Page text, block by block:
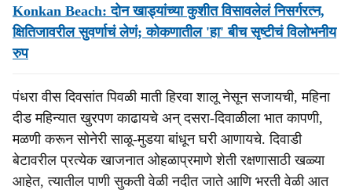
Konkan Beach: दोन खाड्यांच्या कुशीत विसावलेलं निसर्गरत्न,
क्षितिजावरील सुवर्णाचं लेणं; कोकणातील 'हा' बीच सृष्टीचं विलोभनीय
रुप
पंधरा वीस दिवसांत पिवळी माती हिरवा शालू नेसून सजायची, महिना
दीड महिन्यात खुरपण काढायचे अन् दसरा-दिवाळीला भात कापणी,
मळणी करून सोनेरी साळू-मुडया बांधून घरी आणायचे. दिवाडी
बेटावरील प्रत्येक खाजनात ओहळाप्रमाणे शेती रक्षणासाठी खळ्या
आहेत, त्यातील पाणी सुकती वेळी नदीत जाते आणि भरती वेळी आत